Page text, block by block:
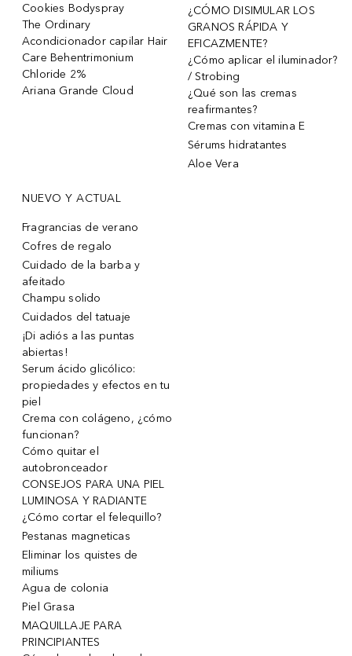
Cookies Bodyspray
The Ordinary
Acondicionador capilar Hair
Care Behentrimonium
Chloride 2%
Ariana Grande Cloud
¿CÓMO DISIMULAR LOS
GRANOS RÁPIDA Y
EFICAZMENTE?
¿Cómo aplicar el iluminador?
/ Strobing
¿Qué son las cremas
reafirmantes?
Cremas con vitamina E
Sérums hidratantes
Aloe Vera
NUEVO Y ACTUAL
Fragrancias de verano
Cofres de regalo
Cuidado de la barba y
afeitado
Champu solido
Cuidados del tatuaje
¡Di adiós a las puntas
abiertas!
Serum ácido glicólico:
propiedades y efectos en tu
piel
Crema con colágeno, ¿cómo
funcionan?
Cómo quitar el
autobronceador
CONSEJOS PARA UNA PIEL
LUMINOSA Y RADIANTE
¿Cómo cortar el felequillo?
Pestanas magneticas
Eliminar los quistes de
miliums
Agua de colonia
Piel Grasa
MAQUILLAJE PARA
PRINCIPIANTES